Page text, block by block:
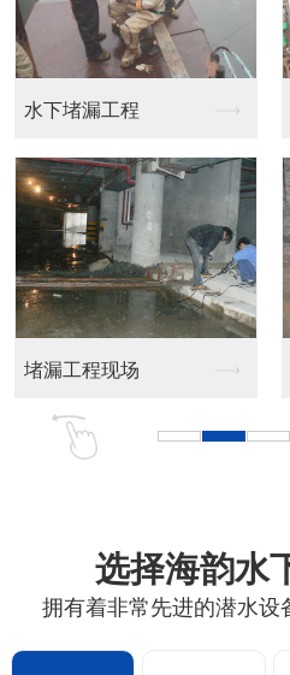
水下堵漏工程
堵漏工程现场
选择海韵水
拥有着非常先进的潜水设